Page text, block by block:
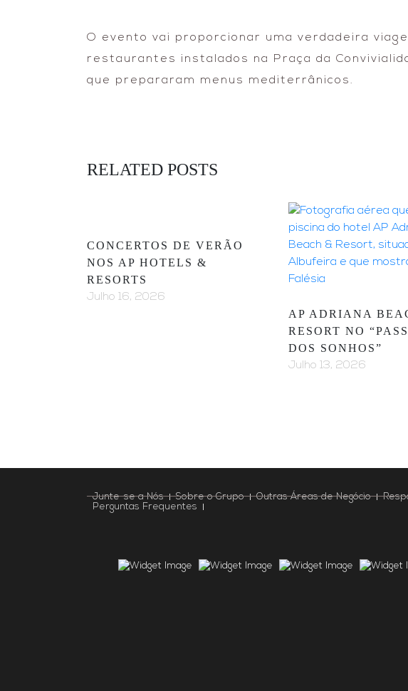
O evento vai proporcionar uma verdadeira
restaurantes instalados na Praça da
que prepararam menus mediterrânicos.
RELATED POSTS
CONCERTOS DE VERÃO
NOS AP HOTELS &
RESORTS
Julho 16, 2026
AP ADRIANA
RESORT NO
DOS SONHOS”
Julho 13, 2026
Junte-se a Nós Sobre o Grupo Outras Áreas de Negócio
Perguntas Frequentes